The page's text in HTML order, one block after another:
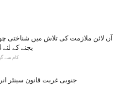
آن لائن ملازمت کی تلاش میں شناختی
بچنے کے لئے 4 تجاویز
کام سے
جنوبی غربت قانون سینٹر